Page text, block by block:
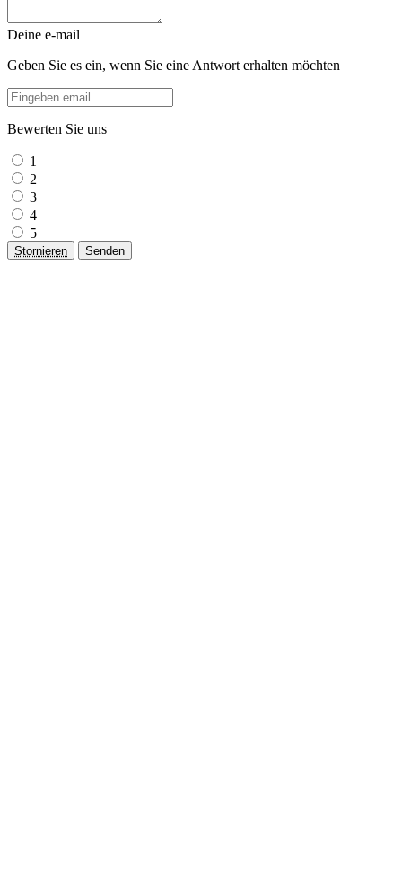
Deine e-mail
Geben Sie es ein, wenn Sie eine Antwort erhalten möchten
Bewerten Sie uns
1
2
3
4
5
Stornieren Senden